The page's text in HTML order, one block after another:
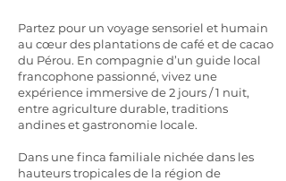
Partez pour un voyage sensoriel et humain
au cœur des plantations de café et de cacao
du Pérou. En compagnie d’un guide local
francophone passionné, vivez une
expérience immersive de 2 jours / 1 nuit,
entre agriculture durable, traditions
andines et gastronomie locale.
Dans une finca familiale nichée dans les
hauteurs tropicales de la région de